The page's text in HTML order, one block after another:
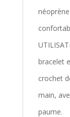
bracelet
crochet
main,
paume.